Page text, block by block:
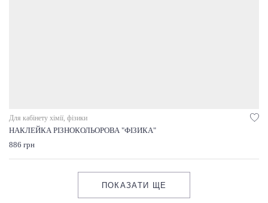
Для кабінету хімії, фізики
НАКЛЕЙКА РІЗНОКОЛЬОРОВА "ФІЗИКА"
886 грн
ПОКАЗАТИ ЩЕ